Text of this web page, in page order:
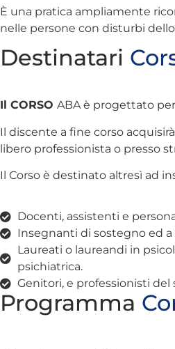
È una pratica ampliamente
nelle persone con disturbi
Destinatari
Il CORSO ABA è progettato
Il discente a fine corso
libero professionista o presso
Il Corso è destinato altresì ad
Docenti, assistenti e
Insegnanti di sostegno ed
Laureati o laureandi in
psichiatrica.
Genitori, e professionisti
Programma